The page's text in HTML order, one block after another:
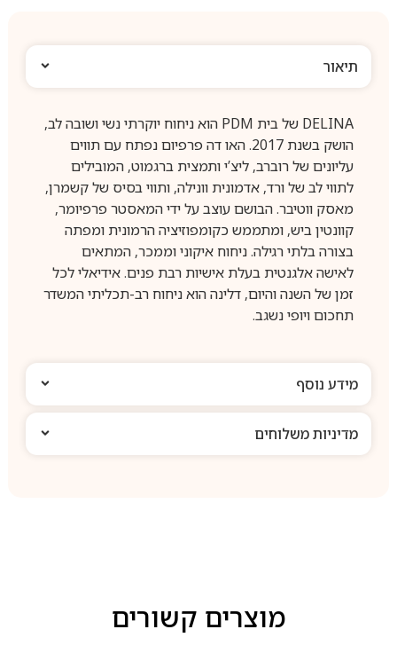
תיאור
‏DELINA של בית PDM הוא ניחוח יוקרתי נשי ושובה לב,
הושק בשנת 2017. האו דה פרפיום נפתח עם תווים
עליונים של רוברב, ליצ’י ותמצית ברגמוט, המובילים
לתווי לב של ורד, אדמונית וונילה, ותווי בסיס של קשמרן,
מאסק ווטיבר. הבושם עוצב על ידי המאסטר פרפיומר,
קוונטין ביש, ומתממש כקומפוזיציה הרמונית ומפתה
בצורה בלתי רגילה. ניחוח איקוני וממכר, המתאים
לאישה אלגנטית בעלת אישיות רבת פנים. אידיאלי לכל
זמן של השנה והיום, דלינה הוא ניחוח רב-תכליתי המשדר
תחכום ויופי נשגב.
מידע נוסף
מדיניות משלוחים
מוצרים קשורים